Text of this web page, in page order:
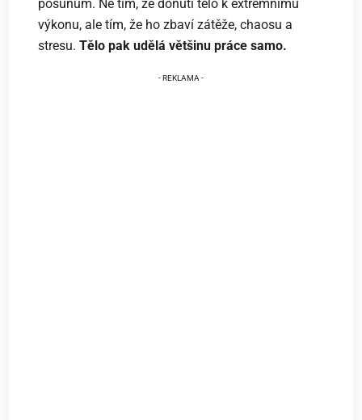
posunům. Ne tím, že donutí tělo k extrémnímu
výkonu, ale tím, že ho zbaví zátěže, chaosu a
stresu. Tělo pak udělá většinu práce samo.